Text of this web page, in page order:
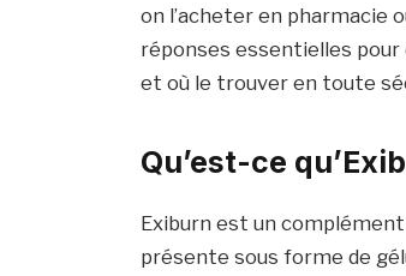
on l’acheter en pharmacie
réponses essentielles
et où le trouver en toute
Qu’est-ce
Exiburn est un
présente sous forme de